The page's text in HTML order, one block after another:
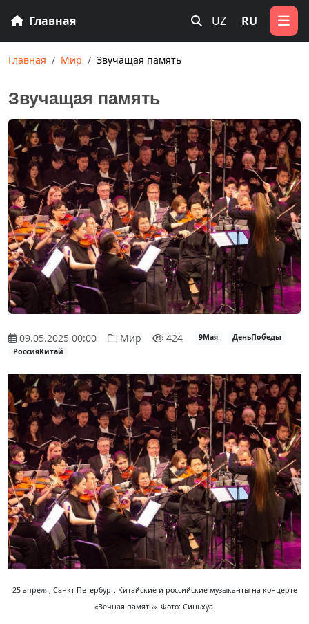
Главная UZ RU
Главная Мир Звучащая память
Звучащая память
09.05.2025 00:00 Мир 424 9Мая
ДеньПобеды
РоссияКитай
25 апреля, Санкт-Петербург. Китайские и российские музыканты на концерте
«Вечная память». Фото: Синьхуа.